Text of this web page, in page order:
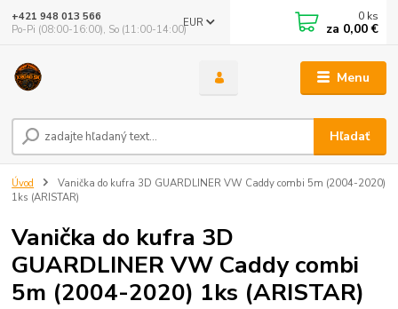
Menu
EUR
Hľadať
+421 948 013 566
Po-Pi (08:00-16:00), So (11:00-14:00)
0 ks
za 0,00 €
Úvod
Vanička do kufra 3D GUARDLINER VW Caddy combi 5m (2004-2020)
1ks (ARISTAR)
Vanička do kufra 3D
GUARDLINER VW Caddy combi
5m (2004-2020) 1ks (ARISTAR)